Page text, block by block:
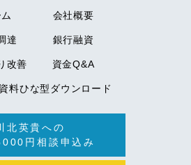
会社概要
達 銀行融資
改善 資金Q&A
料ひな型ダウンロード
北英貴への
円相談申込み